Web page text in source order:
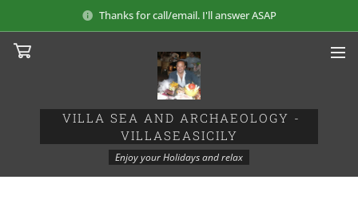
Thanks for call/email. I'll answer ASAP
VILLA SEA AND ARCHAEOLOGY -
VILLASEASICILY
Enjoy your Holidays and relax